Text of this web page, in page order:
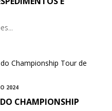
2024
CHAMPIONSHIP